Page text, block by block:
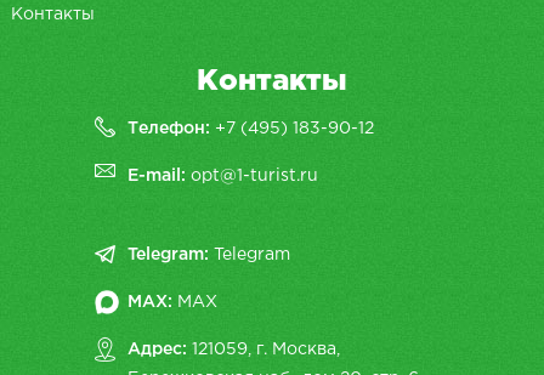
Контакты
Контакты
Телефон: +7 (495) 183-90-12
E-mail:opt@1-turist.ru
Telegram: Telegram
MAX: MAX
Адрес: 121059, г. Москва,